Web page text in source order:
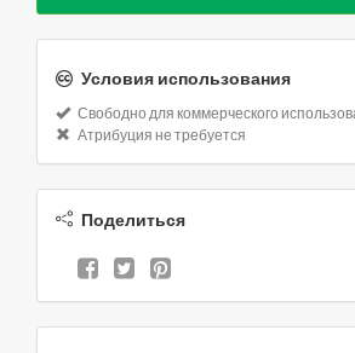
Условия использования
Свободно для коммерческого
Атрибуция не требуется
Поделиться